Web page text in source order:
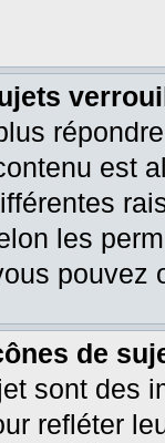
est
les
de
sont des
refléter